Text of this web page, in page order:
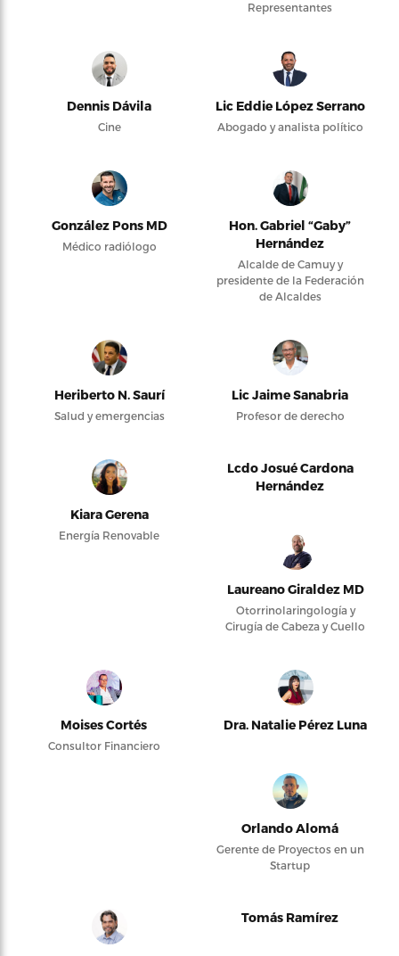
Representantes
Dennis Dávila
Cine
Lic Eddie López Serrano
Abogado y analista político
González Pons MD
Médico radiólogo
Hon. Gabriel “Gaby”
Hernández
Alcalde de Camuy y
presidente de la Federación
de Alcaldes
Heriberto N. Saurí
Salud y emergencias
Lic Jaime Sanabria
Profesor de derecho
Kiara Gerena
Energía Renovable
Lcdo Josué Cardona
Hernández
Laureano Giraldez MD
Otorrinolaringología y
Cirugía de Cabeza y Cuello
Moises Cortés
Consultor Financiero
Dra. Natalie Pérez Luna
Orlando Alomá
Gerente de Proyectos en un
Startup
Tomás Ramírez